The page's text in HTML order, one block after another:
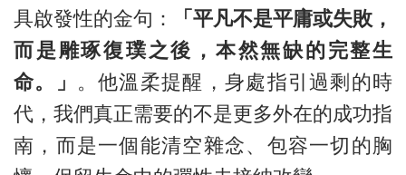
具啟發性的金句：
「平凡不是平庸或失敗，
而是雕琢復璞之後，本然無缺的完整生
命。」 。他溫柔提醒，身處指引過剩的時
代，我們真正需要的不是更多外在的成功指
南，而是一個能清空雜念、包容一切的胸